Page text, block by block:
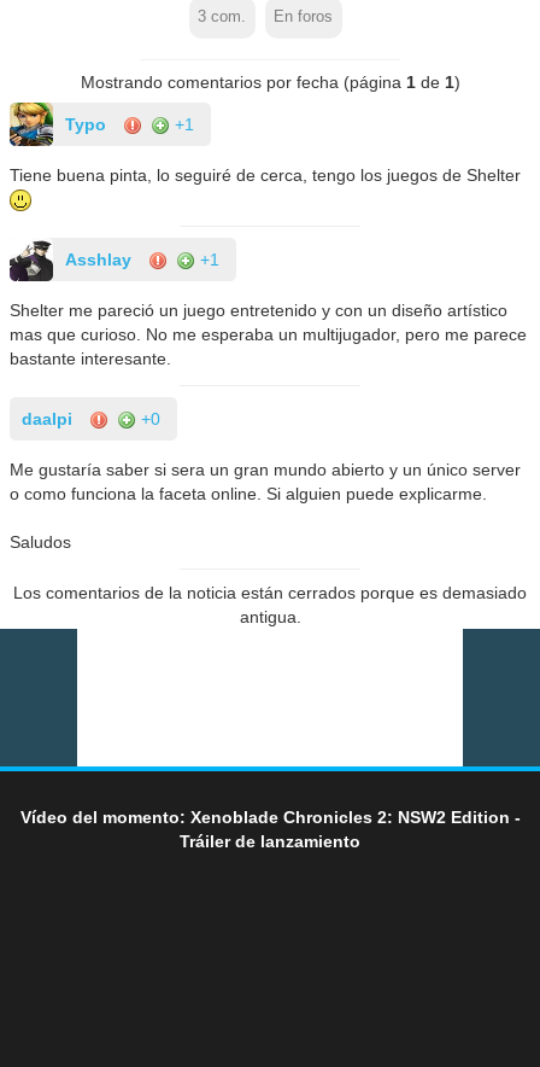
3 com. En foros
Mostrando comentarios por fecha (página 1de 1)
Typo +1
Tiene buena pinta, lo seguiré de cerca, tengo los juegos de Shelter
Asshlay +1
Shelter me pareció un juego entretenido y con un diseño artístico
mas que curioso. No me esperaba un multijugador, pero me parece
bastante interesante.
daalpi +0
Me gustaría saber si sera un gran mundo abierto y un único server
o como funciona la faceta online. Si alguien puede explicarme.
Saludos
Los comentarios de la noticia están cerrados porque es demasiado
antigua.
Vídeo del momento: Xenoblade Chronicles 2: NSW2 Edition -
Tráiler de lanzamiento